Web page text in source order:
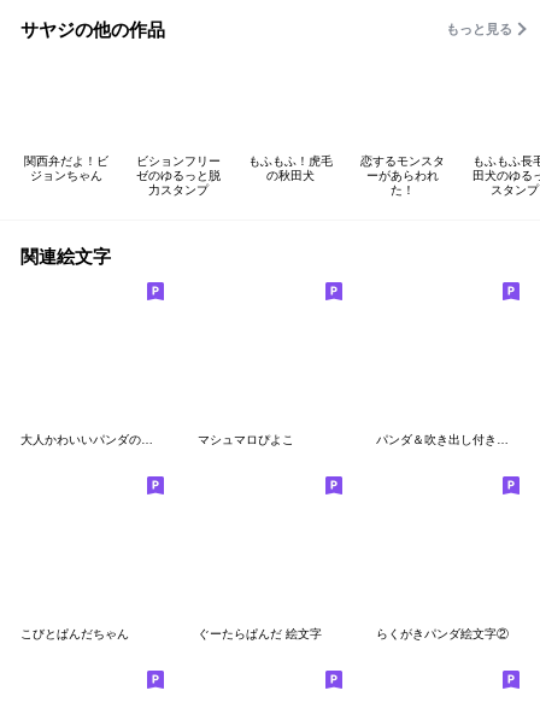
サヤジの他の作品 もっと見る
関西弁だよ！ビ
ジョンちゃん
ビションフリー
ゼのゆるっと脱
力スタンプ
もふもふ！虎毛
の秋田犬
恋するモンスタ
ーがあらわれ
た！
もふもふ長
田犬のゆる
スタンプ
関連絵文字
マシュマロぴよこ
こびとぱんだちゃん ぐーたらぱんだ 絵文字 らくがきパンダ絵文字②